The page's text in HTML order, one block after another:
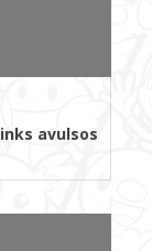
avulsos